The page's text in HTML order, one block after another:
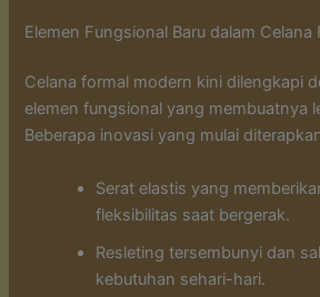
Elemen Fungsional Baru dalam Celana
Celana formal modern kini dilengkapi
elemen fungsional yang membuatnya
Beberapa inovasi yang mulai
Serat elastis yang
fleksibilitas saat bergerak.
Resleting tersembunyi dan
kebutuhan sehari-hari.